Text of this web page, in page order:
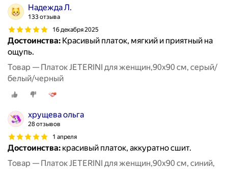
Надежда Л.
133 отзыва
16 декабря 2025
Достоинства: Красивый платок, мягкий и приятный на
ощупь.
Товар — Платок JETERINI для женщин,90х90 см, серый/
белый/черный
хрущева ольга
28 отзывов
1 апреля
Достоинства: красивый платок, аккуратно сшит.
Товар — Платок JETERINI для женщин,90х90 см, синий,